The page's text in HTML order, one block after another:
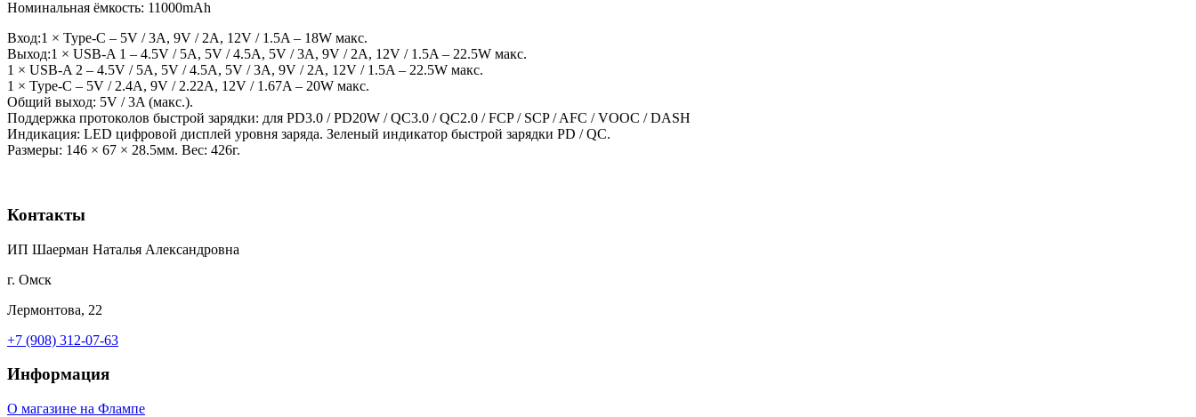
Номинальная ёмкость: 11000mAh
Вход:1 × Type-C – 5V / 3A, 9V / 2A, 12V / 1.5A – 18W макс.
Выход:1 × USB-A 1 – 4.5V / 5A, 5V / 4.5A, 5V / 3A, 9V / 2A, 12V / 1.5A – 22.5W макс.
1 × USB-A 2 – 4.5V / 5A, 5V / 4.5A, 5V / 3A, 9V / 2A, 12V / 1.5A – 22.5W макс.
1 × Type-C – 5V / 2.4A, 9V / 2.22A, 12V / 1.67A – 20W макс.
Общий выход: 5V / 3A (макс.).
Поддержка протоколов быстрой зарядки: для PD3.0 / PD20W / QC3.0 / QC2.0 / FCP / SCP / AFC / VOOC / DASH
Индикация: LED цифровой дисплей уровня заряда. Зеленый индикатор быстрой зарядки PD / QC.
Размеры: 146 × 67 × 28.5мм. Вес: 426г.
Контакты
ИП Шаерман Наталья Александровна
г. Омск
Лермонтова, 22
+7 (908) 312-07-63
Информация
О магазине на Флампе